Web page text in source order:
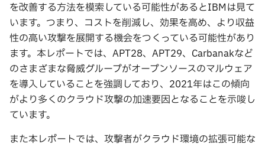
を改善する方法を模索している可能性があるとIBMは見て
います。つまり、コストを削減し、効果を高め、より収益
性の高い攻撃を展開する機会をつくっている可能性があり
ます。本レポートでは、APT28、APT29、Carbanakなど
のさまざまな脅威グループがオープンソースのマルウェア
を導入していることを強調しており、2021年はこの傾向
がより多くのクラウド攻撃の加速要因となることを示唆し
ています。
また本レポートでは、攻撃者がクラウド環境の拡張可能な